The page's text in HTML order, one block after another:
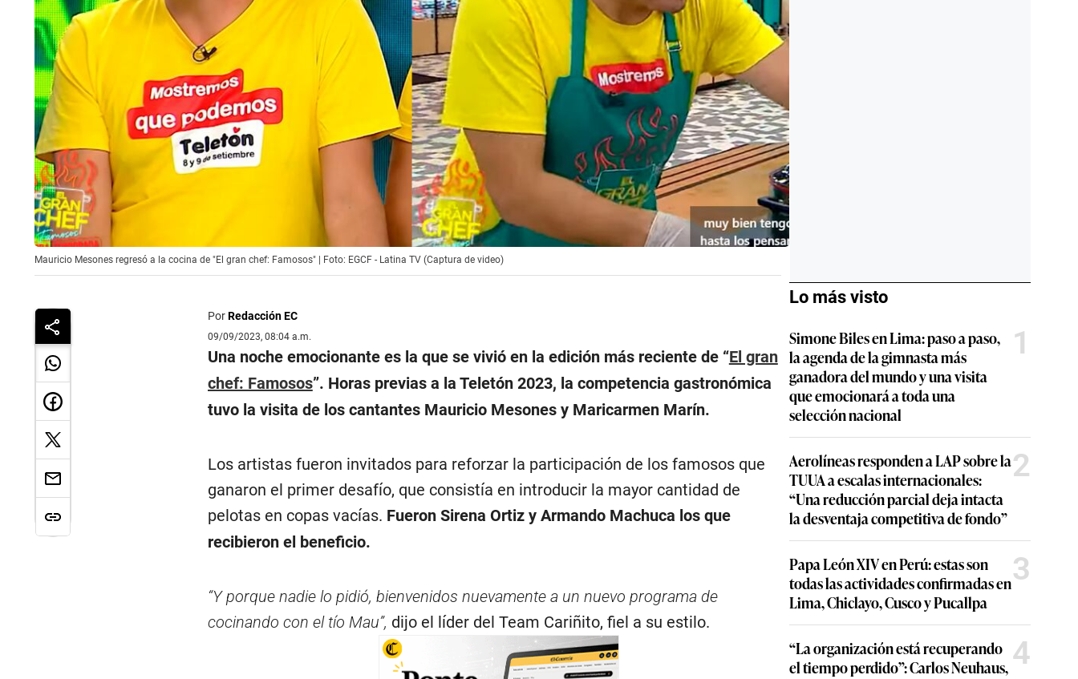
Mauricio Mesones regresó a la cocina de "El gran chef: Famosos" | Foto: EGCF - Latina TV (Captura de video)
PorRedacción EC
09/09/2023, 08:04 a.m.
Una noche emocionante es la que se vivió en la edición más reciente de “El gran
chef: Famosos”. Horas previas a la Teletón 2023, la competencia gastronómica
tuvo la visita de los cantantes Mauricio Mesones y Maricarmen Marín.
Los artistas fueron invitados para reforzar la participación de los famosos que
ganaron el primer desafío, que consistía en introducir la mayor cantidad de
pelotas en copas vacías. Fueron Sirena Ortiz y Armando Machuca los que
recibieron el beneficio.
“Y porque nadie lo pidió, bienvenidos nuevamente a un nuevo programa de
cocinando con el tío Mau”, dijo el líder del Team Cariñito, fiel a su estilo.
Lo más visto
Simone Biles en Lima: paso a paso,
la agenda de la gimnasta más
ganadora del mundo y una visita
que emocionará a toda una
selección nacional
1
Aerolíneas responden a LAP sobre la
TUUA a escalas internacionales:
“Una reducción parcial deja intacta
la desventaja competitiva de fondo”
2
Papa León XIV en Perú: estas son
todas las actividades confirmadas en
Lima, Chiclayo, Cusco y Pucallpa
3
“La organización está recuperando
el tiempo perdido”: Carlos Neuhaus, 4